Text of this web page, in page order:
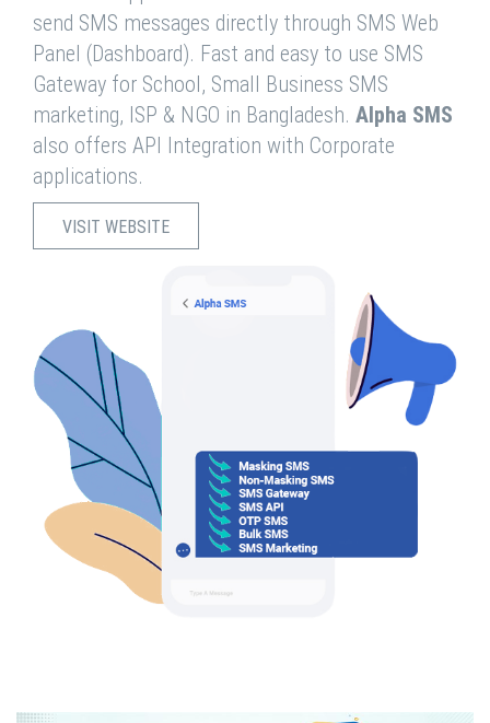
send SMS messages directly through SMS Web
Panel (Dashboard). Fast and easy to use SMS
Gateway for School, Small Business SMS
marketing, ISP & NGO in Bangladesh. Alpha SMS
also offers API Integration with Corporate
applications.
VISIT WEBSITE